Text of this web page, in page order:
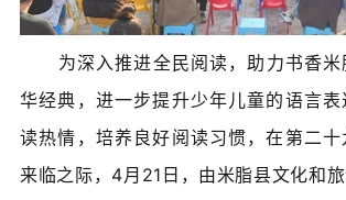
为深入推进全民阅读，助力书香
华经典，进一步提升少年儿童的语言表
读热情，培养良好阅读习惯，在第二十
来临之际，4月21日，由米脂县文化和